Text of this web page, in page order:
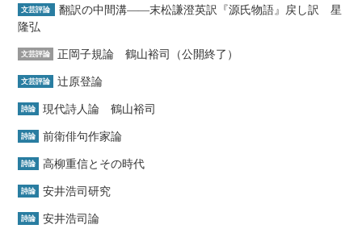
文芸評論
翻訳の中間溝――末松謙澄英訳『源氏物語』戻し訳 星
隆弘
文芸評論 正岡子規論 鶴山裕司（公開終了）
文芸評論 辻原登論
詩論 現代詩人論 鶴山裕司
詩論 前衛俳句作家論
詩論 高柳重信とその時代
詩論 安井浩司研究
詩論 安井浩司論